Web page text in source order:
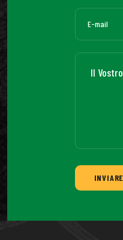
INVIARE